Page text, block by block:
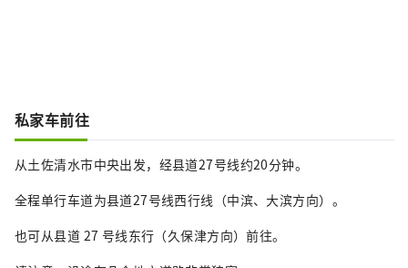
私家车前往
从土佐清水市中央出发，经县道27号线约20分钟。
全程单行车道为县道27号线西行线（中滨、大滨方向）。
也可从县道 27 号线东行（久保津方向）前往。